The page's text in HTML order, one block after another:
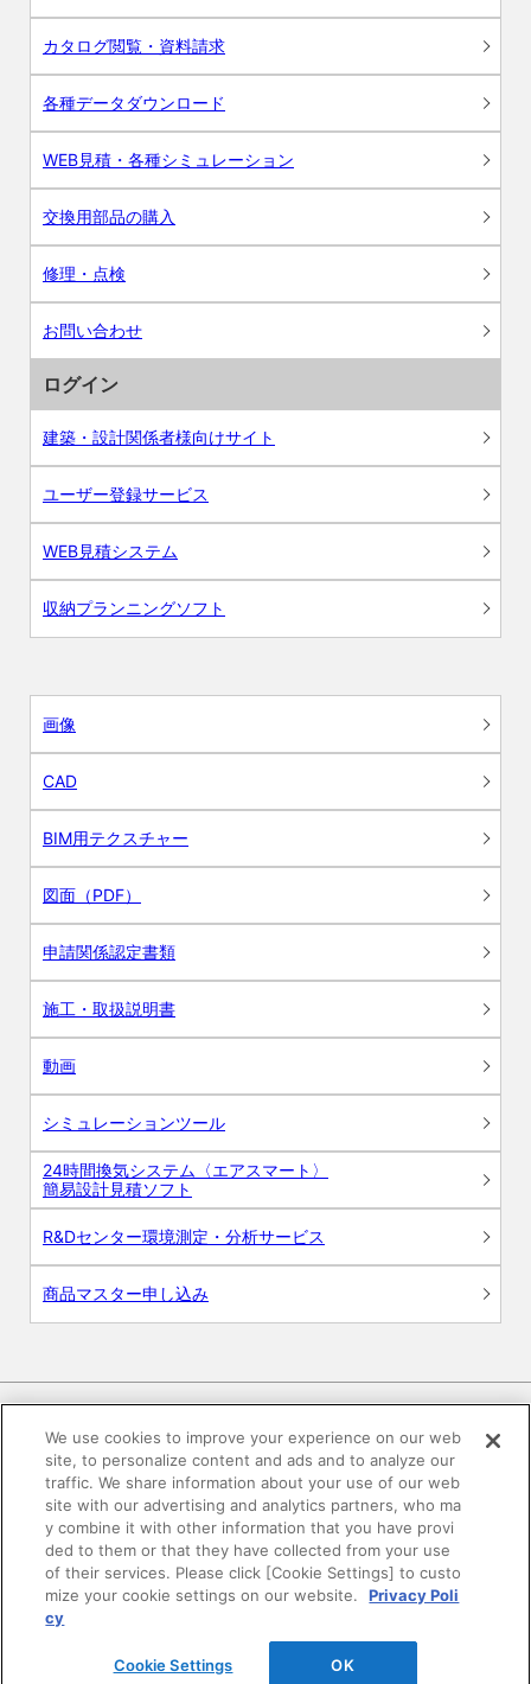
カタログ閲覧・資料請求
各種データダウンロード
WEB見積・各種シミュレーション
交換用部品の購入
修理・点検
お問い合わせ
ログイン
建築・設計関係者様向けサイト
ユーザー登録サービス
WEB見積システム
収納プランニングソフト
画像
CAD
BIM用テクスチャー
図面（PDF）
申請関係認定書類
施工・取扱説明書
動画
シミュレーションツール
24時間換気システム〈エアスマート〉
簡易設計見積ソフト
R&Dセンター環境測定・分析サービス
商品マスター申し込み
電子公告 このWEBサイトについて
プライバシーポリシー
SNSコミュニティガイドライン サイトマップ
©DAIKEN Corporation All Rights Reserved.
We use cookies to improve your experience on our web
site, to personalize content and ads and to analyze our
traffic. We share information about your use of our web
site with our advertising and analytics partners, who ma
y combine it with other information that you have provi
ded to them or that they have collected from your use
of their services. Please click [Cookie Settings] to custo
mize your cookie settings on our website.
Privacy Poli
cy
Cookie Settings OK